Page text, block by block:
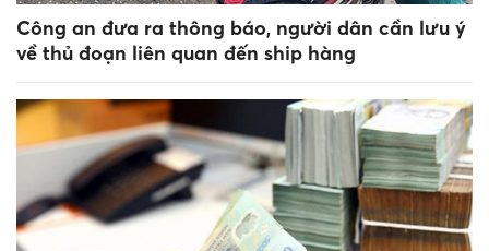
Công an đưa ra thông báo, người dân cần lưu ý
về thủ đoạn liên quan đến ship hàng